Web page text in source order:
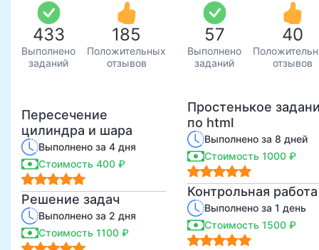
433
Выполнено
заданий
185
Положительных
отзывов
Пересечение
цилиндра и шара
Выполнено за 4 дня
Стоимость 400 ₽
Решение задач
Выполнено за 2 дня
Стоимость 1100 ₽
57
Выполнено
заданий
40
отзывов
Простенькое
по html
Выполнено за 8 дней
Стоимость 1000 ₽
Контрольная работа
Выполнено за 1 день
Стоимость 1500 ₽